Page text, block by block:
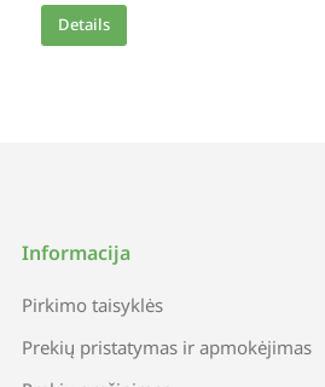
Details
Informacija
Pirkimo taisyklės
Prekių pristatymas ir apmokėjimas